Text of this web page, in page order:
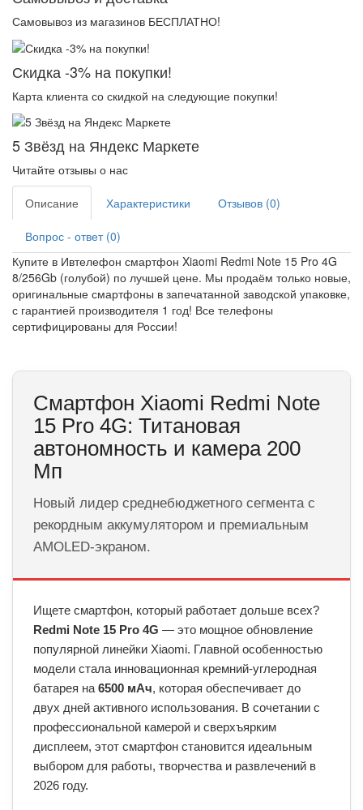
Самовывоз из магазинов БЕСПЛАТНО!
Скидка -3% на покупки!
Карта клиента со скидкой на следующие покупки!
5 Звёзд на Яндекс Маркете
Читайте отзывы о нас
Описание Характеристики Отзывов (0)
Вопрос - ответ (0)
Купите в Ивтелефон смартфон Xiaomi Redmi Note 15 Pro 4G
8/256Gb (голубой) по лучшей цене. Мы продаём только новые,
оригинальные смартфоны в запечатанной заводской упаковке,
с гарантией производителя 1 год! Все телефоны
сертифицированы для России!
Смартфон Xiaomi Redmi Note
15 Pro 4G: Титановая
автономность и камера 200
Мп
Новый лидер среднебюджетного сегмента с
рекордным аккумулятором и премиальным
AMOLED-экраном.
Ищете смартфон, который работает дольше всех?
Redmi Note 15 Pro 4G — это мощное обновление
популярной линейки Xiaomi. Главной особенностью
модели стала инновационная кремний-углеродная
батарея на 6500 мАч, которая обеспечивает до
двух дней активного использования. В сочетании с
профессиональной камерой и сверхъярким
дисплеем, этот смартфон становится идеальным
выбором для работы, творчества и развлечений в
2026 году.